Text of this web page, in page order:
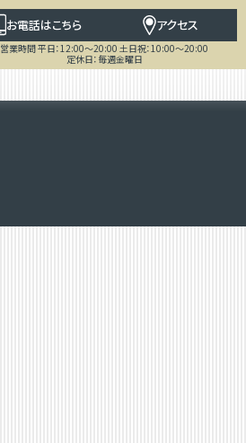
お電話はこちら アクセス
営業時間 平日：12:00～20:00 土日祝：10:00～20:00
定休日：毎週金曜日